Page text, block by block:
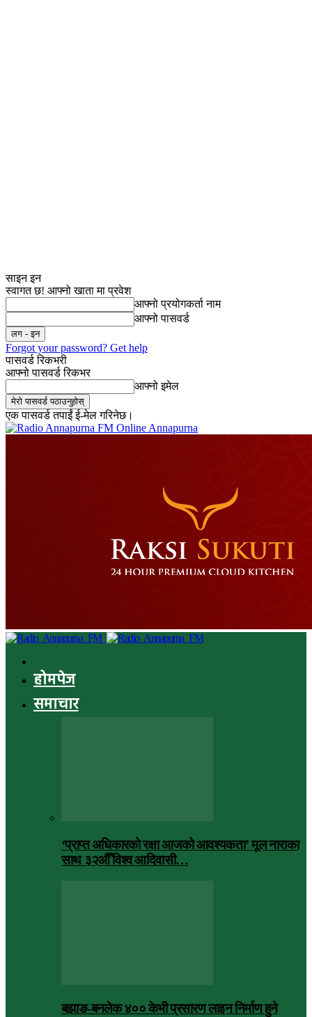
साइन इन
स्वागत छ! आफ्नो खाता मा प्रवेश
आफ्नो प्रयोगकर्ता नाम
आफ्नो पासवर्ड
Forgot your password? Get help
पासवर्ड रिकभरी
आफ्नो पासवर्ड रिकभर
आफ्नो इमेल
एक पासवर्ड तपाईं ई-मेल गरिनेछ।
Online Annapurna
होमपेज
समाचार
‘प्राप्त अधिकारको रक्षा आजको आवश्यकता’ मूल नाराका
साथ ३२औँ विश्व आदिवासी…
बझाङ-बनलेक ४०० केभी प्रसारण लाइन निर्माण हुने